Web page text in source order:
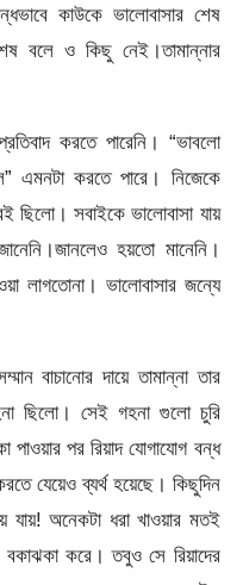
কাউকে ভালোবাসার শেষ
বলে ও কিছু নেই।তামান্নার
করতে পারেনি। “ভাবলো
এমনটা করতে পারে। নিজেকে
ছিলো। সবাইকে ভালোবাসা যায়
হয়তো মানেনি।
লাগতোনা। ভালোবাসার জন্যে
বাচানোর দায়ে তামান্না তার
ছিলো। সেই গহনা গুলো চুরি
পাওয়ার পর রিয়াদ যোগাযোগ বন্ধ
যেয়েও ব্যর্থ হয়েছে। কিছুদিন
যায়! অনেকটা ধরা খাওয়ার মতই
বকাঝকা করে। তবুও সে রিয়াদের